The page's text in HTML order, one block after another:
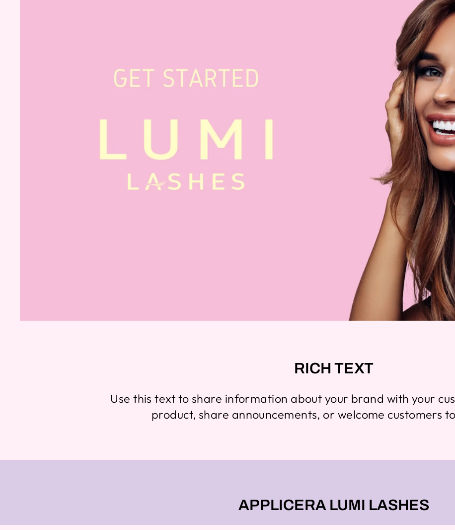
RICH TEXT
Use this text to share information about your brand with your
product, share announcements, or welcome customers
APPLICERA LUMI LASHES